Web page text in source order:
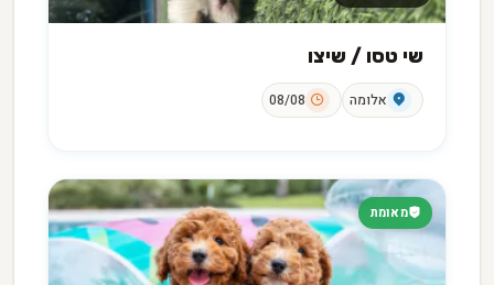
שי טסו / שיצו
אלומה 08/08
מאומת